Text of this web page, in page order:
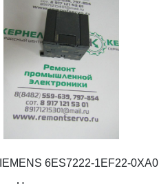
6ES7222-1EF22-0XA0